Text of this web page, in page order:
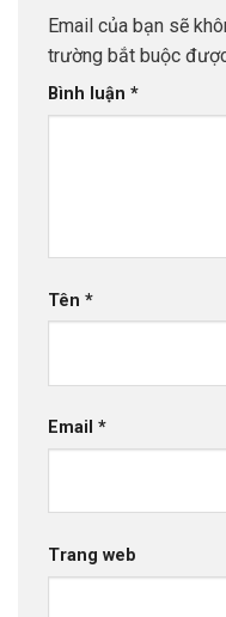
Email của bạn sẽ
trường bắt buộc
Bình luận *
Tên *
Email *
Trang web